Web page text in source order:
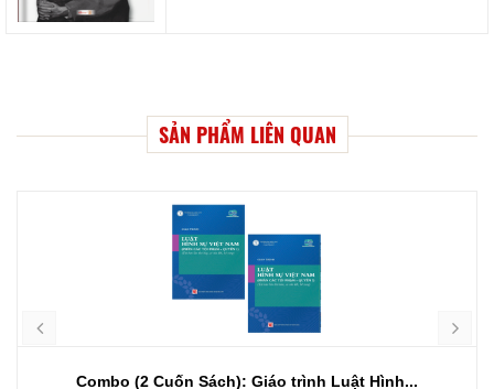
SẢN PHẨM LIÊN QUAN
Combo (2 Cuốn Sách): Giáo trình Luật Hình...